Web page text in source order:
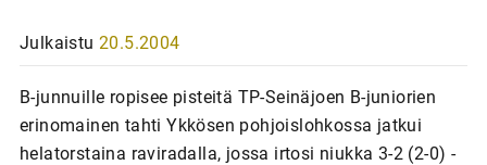
Julkaistu 20.5.2004
B-junnuille ropisee pisteitä TP-Seinäjoen B-juniorien
erinomainen tahti Ykkösen pohjoislohkossa jatkui
helatorstaina raviradalla, jossa irtosi niukka 3-2 (2-0) -